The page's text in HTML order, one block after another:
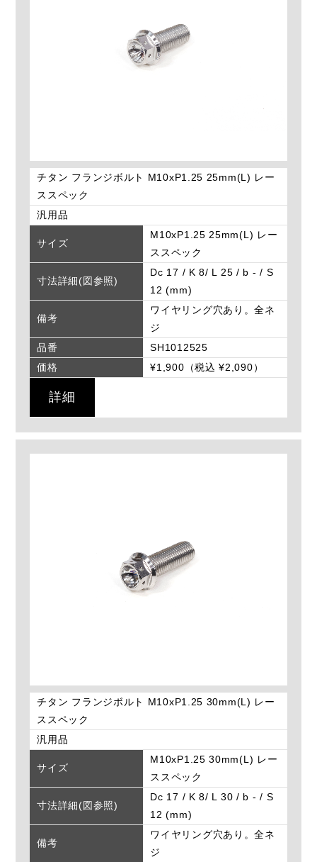
チタン フランジボルト M10xP1.25 25mm(L) レー
ススペック
汎用品
サイズ
M10xP1.25 25mm(L) レー
ススペック
寸法詳細(図参照)
Dc 17 / K 8/ L 25 / b - / S
12 (mm)
備考
ワイヤリング穴あり。全ネ
ジ
品番
SH1012525
価格
¥1,900（税込 ¥2,090）
詳細
チタン フランジボルト M10xP1.25 30mm(L) レー
ススペック
汎用品
サイズ
M10xP1.25 30mm(L) レー
ススペック
寸法詳細(図参照)
Dc 17 / K 8/ L 30 / b - / S
12 (mm)
備考
ワイヤリング穴あり。全ネ
ジ